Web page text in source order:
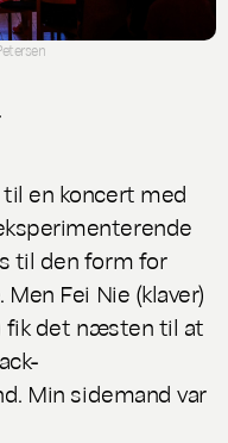
en koncert med
til den form for
Fei Nie (klaver)
fik det næsten til at
Min sidemand var